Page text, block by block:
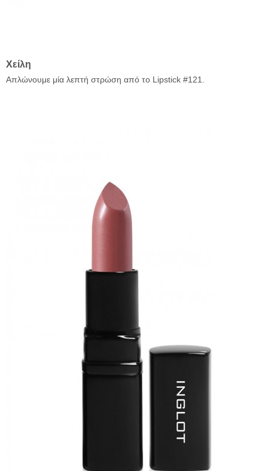
Χείλη
Απλώνουμε μία λεπτή στρώση από το Lipstick #121.